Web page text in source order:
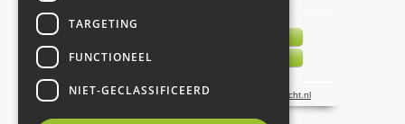
TARGETING
FUNCTIONEEL
NIET-GECLASSIFICEERD